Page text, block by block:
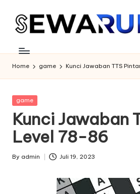
Home game Kunci Jawaban TTS
Posted
game
Kunci Jawaban
Level 78-86
Posted
By admin Juli 19, 2023